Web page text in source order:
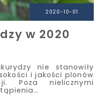
2020-10-01
w 2020
nie stanowiły
i jakości plonów
Poza nielicznymi